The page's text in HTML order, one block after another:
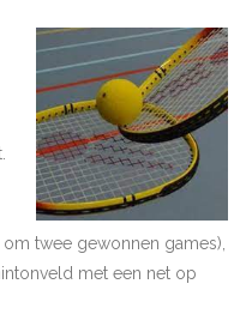
twee gewonnen games),
met een net op